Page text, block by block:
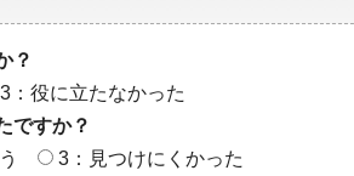
？
3：役に立たなかった
ですか？
3：見つけにくかった